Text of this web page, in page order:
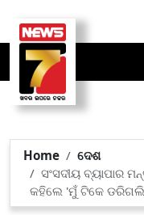
Home
ଦେଶ
ସଂସଦୀୟ ବ୍ୟାପାର
କହିଲେ 'ମୁଁ ଟିକେ